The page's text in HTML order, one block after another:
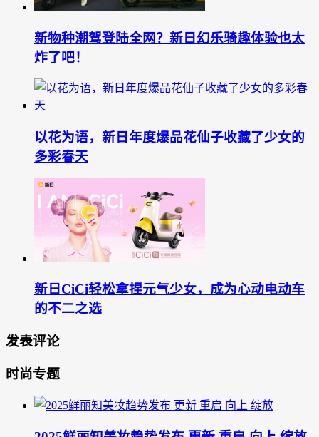
新物种潮驾登陆全网？新日幻乐骑趣体验也太
炸了吧！
以花为语，新日年度爆品花仙子收藏了少女的
多彩春天
新日CiCi轻松拿捏元气少女，成为心动电动车
的不二之选
发表评论
时尚专题